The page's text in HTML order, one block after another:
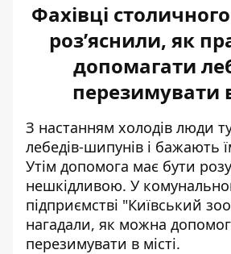
Фахівці
роз’яснили, як
допомагати
перезимувати
З настанням холодів люди
лебедів-шипунів і бажають
Утім допомога має бути
нешкідливою. У
підприємстві "Київський
нагадали, як можна
перезимувати в місті.